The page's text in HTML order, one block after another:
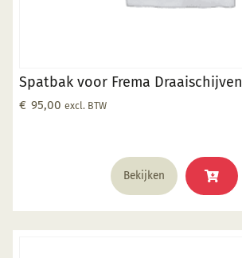
Spatbak voor Frema Draaischijven
€ 95,00 excl. BTW
Bekijken